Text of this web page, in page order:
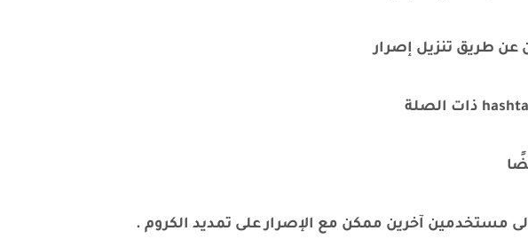
طريق تنزيل إصرار
مستخدمين آخرين ممكن مع الإصرار على تمديد الكروم .